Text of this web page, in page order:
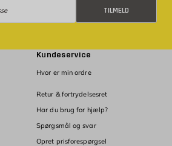
TILMELD
Kundeservice
Hvor er min ordre
Retur & fortrydelsesret
Har du brug for hjælp?
Spørgsmål og svar
Opret prisforespørgsel